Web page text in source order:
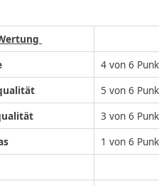
4 von 6
5 von 6
3 von 6
1 von 6